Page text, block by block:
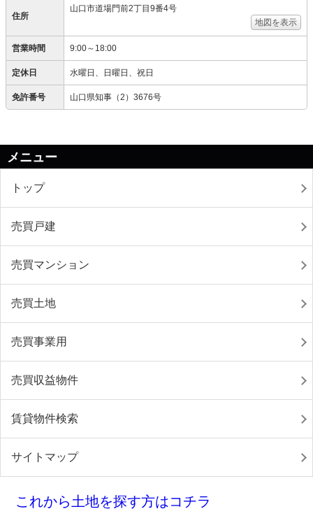
住所
山口市道場門前2丁目9番4号
地図を表示
営業時間 9:00～18:00
定休日 水曜日、日曜日、祝日
免許番号 山口県知事（2）3676号
メニュー
トップ
売買戸建
売買マンション
売買土地
売買事業用
売買収益物件
賃貸物件検索
サイトマップ
これから土地を探す方はコチラ